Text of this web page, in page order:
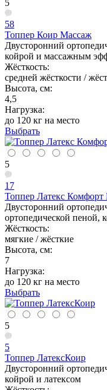
5
58
Топпер Коир Массаж
Двусторонний
койрой и массажным
Жёсткость:
средней жёсткости /
Высота, см:
4,5
Нагрузка:
до 120 кг на место
Выбрать
5
17
Топпер Латекс Комфорт
Двусторонний
ортопедической пеной,
Жёсткость:
мягкие / жёсткие
Высота, см:
7
Нагрузка:
до 120 кг на место
Выбрать
5
5
Топпер ЛатексКоир
Двусторонний
койрой и латексом